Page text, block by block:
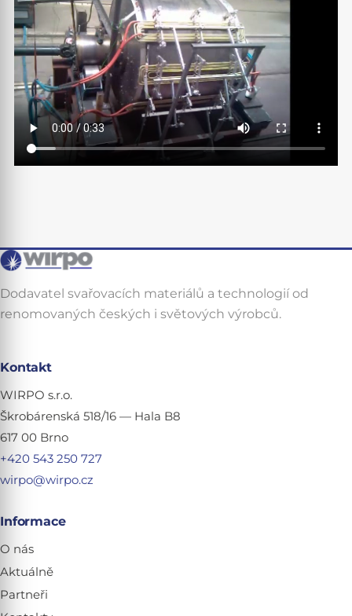
Dodavatel svařovacích materiálů a technologií od
renomovaných českých i světových výrobců.
Kontakt
WIRPO s.r.o.
Škrobárenská 518/16 — Hala B8
617 00 Brno
+420 543 250 727
wirpo@wirpo.cz
Informace
O nás
Aktuálně
Partneři